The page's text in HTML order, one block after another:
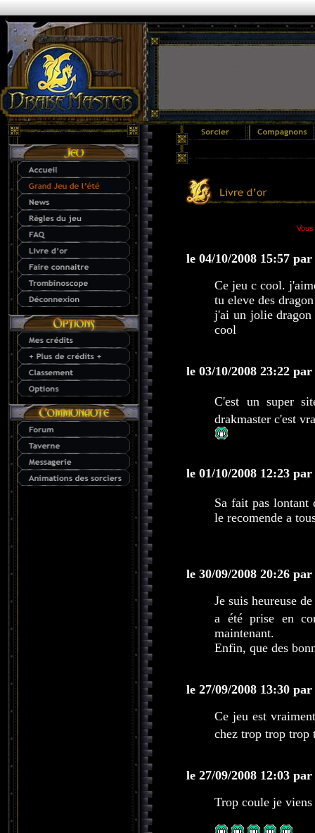
le 04/10/2008 15:57 par
Ce jeu c cool.
tu eleve des
j'ai un jolie
cool
le 03/10/2008 23:22 par
C'est un super
drakmaster c'est
le 01/10/2008 12:23 par
Sa fait pas
le recomende a
le 30/09/2008 20:26 par
Je suis heureuse
a été prise en
maintenant.
Enfin, que des
le 27/09/2008 13:30 par
Ce jeu est
chez trop trop trop
le 27/09/2008 12:03 par
Trop coule je